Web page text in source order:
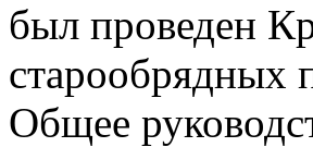
был проведен
старообрядных
Общее